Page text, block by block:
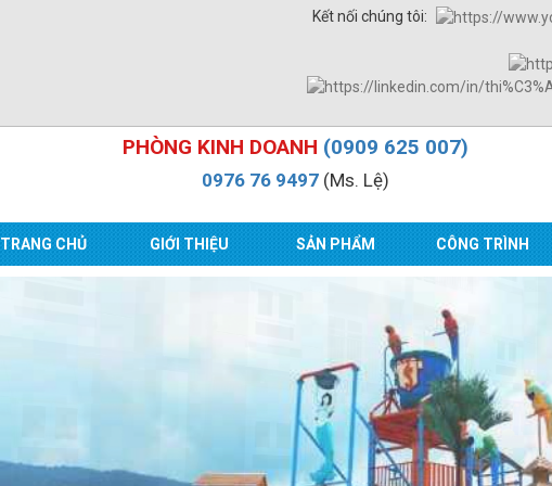
Kết nối chúng tôi:
PHÒNG KINH DOANH (0909 625 007)
0976 76 9497(Ms. Lệ)
TRANG CHỦ GIỚI THIỆU SẢN PHẨM CÔNG TRÌNH